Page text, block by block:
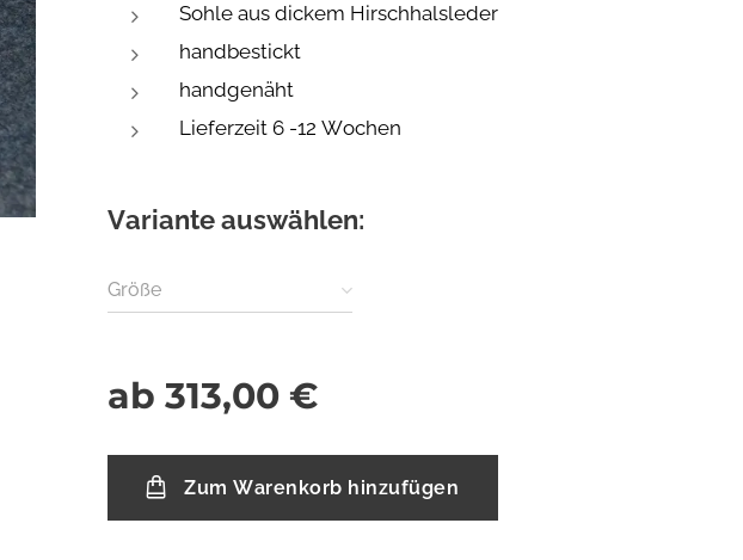
Sohle aus dickem Hirschhalsleder
handbestickt
handgenäht
Lieferzeit 6 -12 Wochen
Variante auswählen:
Größe
ab 313,00 €
Zum Warenkorb hinzufügen